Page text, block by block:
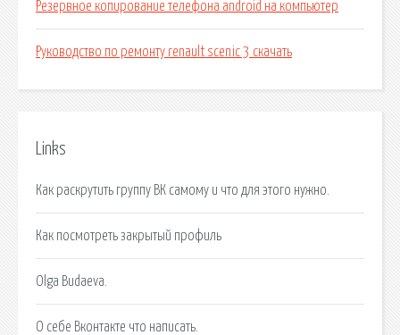
Резервное копирование телефона android на компьютер
Руководство по ремонту renault scenic 3 скачать
Links
Как раскрутить группу ВК самому и что для этого нужно.
Как посмотреть закрытый профиль
Olga Budaeva.
О себе Вконтакте что написать.